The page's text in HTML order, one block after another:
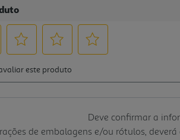
Deve confirmar a
de embalagens e/ou rótulos,